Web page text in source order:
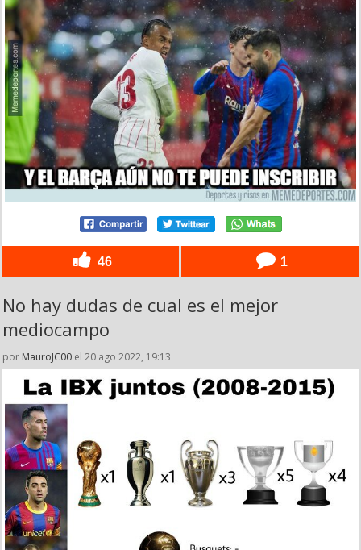
46 1
No hay dudas de cual es el mejor
mediocampo
por MauroJC00 el 20 ago 2022, 19:13